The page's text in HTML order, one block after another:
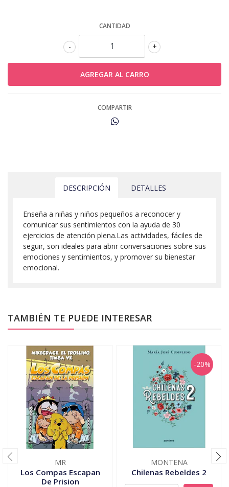
CANTIDAD
+
-
COMPARTIR
DESCRIPCIÓN DETALLES
Enseña a niñas y niños pequeños a reconocer y
comunicar sus sentimientos con la ayuda de 30
ejercicios de atención plena.Las actividades, fáciles de
seguir, son ideales para abrir conversaciones sobre sus
emociones y sentimientos, y promover su bienestar
emocional.
TAMBIÉN TE PUEDE INTERESAR
MR
Los Compas Escapan
De Prision
-20%
MONTENA
Chilenas Rebeldes 2